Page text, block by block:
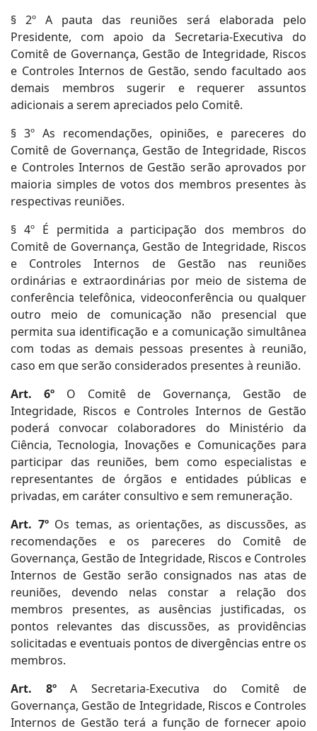
§ 2º A pauta das reuniões será elaborada pelo
Presidente, com apoio da Secretaria-Executiva do
Comitê de Governança, Gestão de Integridade, Riscos
e Controles Internos de Gestão, sendo facultado aos
demais membros sugerir e requerer assuntos
adicionais a serem apreciados pelo Comitê.
§ 3º As recomendações, opiniões, e pareceres do
Comitê de Governança, Gestão de Integridade, Riscos
e Controles Internos de Gestão serão aprovados por
maioria simples de votos dos membros presentes às
respectivas reuniões.
§ 4º É permitida a participação dos membros do
Comitê de Governança, Gestão de Integridade, Riscos
e Controles Internos de Gestão nas reuniões
ordinárias e extraordinárias por meio de sistema de
conferência telefônica, videoconferência ou qualquer
outro meio de comunicação não presencial que
permita sua identificação e a comunicação simultânea
com todas as demais pessoas presentes à reunião,
caso em que serão considerados presentes à reunião.
Art. 6º O Comitê de Governança, Gestão de
Integridade, Riscos e Controles Internos de Gestão
poderá convocar colaboradores do Ministério da
Ciência, Tecnologia, Inovações e Comunicações para
participar das reuniões, bem como especialistas e
representantes de órgãos e entidades públicas e
privadas, em caráter consultivo e sem remuneração.
Art. 7º Os temas, as orientações, as discussões, as
recomendações e os pareceres do Comitê de
Governança, Gestão de Integridade, Riscos e Controles
Internos de Gestão serão consignados nas atas de
reuniões, devendo nelas constar a relação dos
membros presentes, as ausências justificadas, os
pontos relevantes das discussões, as providências
solicitadas e eventuais pontos de divergências entre os
membros.
Art. 8º A Secretaria-Executiva do Comitê de
Governança, Gestão de Integridade, Riscos e Controles
Internos de Gestão terá a função de fornecer apoio